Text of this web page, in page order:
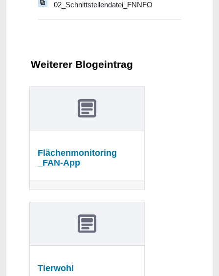
02_Schnittstellendatei_FNNFO
Weiterer Blogeintrag
Flächenmonitoring
_FAN-App
Tierwohl